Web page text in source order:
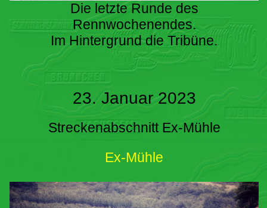
Die letzte Runde des
Rennwochenendes.
Im Hintergrund die Tribüne.
23. Januar 2023
Streckenabschnitt Ex-Mühle
Ex-Mühle